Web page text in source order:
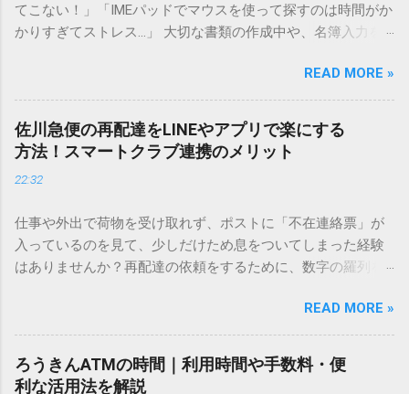
てこない！」「IMEパッドでマウスを使って探すのは時間がか
かりすぎてストレス…」 大切な書類の作成中や、名簿入力を
てしまいますよね。多くの人が「IMEパッド（手書き入力）」
を使いますが、実はマウスで一画ずつ書くのは非効率です
し、似た漢字が多すぎて結局見つからないことも少なくあり
ません。 そこで今回は、IMEパッドを使わずに、特定のコー
ドを打ち込むだけで一瞬で旧字や外字、特殊記号を呼び出す
「文字コード入力」のテクニックを詳しく解説します。 この
必要はありません。 1. なぜ「変換」しても旧字・外字が出て
こないのか？ そもそも、なぜ普通の変換で出てこない漢字が
あるのでしょうか。その理由は、パソコンが文字を認識する
は、JIS規格（日本産業規格）によって「第1水準」「第2水
準」といった形で整理されています。しかし、人名や地名に
使われる非常に古い漢字（旧字）や、特定の組織だけで作ら
れた「外字」は、この一般的な変換リストに含まれていない
READ MORE »
佐川急便の再配達をLINEやアプリで楽にする
方法！スマートクラブ連携のメリット
22:32
仕事や外出で荷物を受け取れず、ポストに「不在連絡票」が
入っているのを見て、少しだけため息をついてしまった経験
はありませんか？再配達の依頼をするために、数字の羅列を
ことに申し訳なさを感じたりすることもあるかもしれませ
ん。 「もっとスムーズに、自分のタイミングで受け取りた
い」 「わざわざ電話をかけずに、スマホ一つで完結させた
い」 そんな願いを叶えてくれるのが、佐川急便の会員制サー
READ MORE »
ろうきんATMの時間｜利用時間や手数料・便
利な活用法を解説